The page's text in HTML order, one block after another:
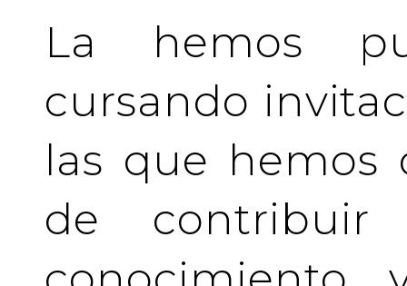
La hemos
cursando
las que hemos
de contribuir